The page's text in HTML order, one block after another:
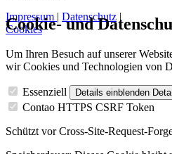
Impressum | Datenschutz |
Cookies
Cookie- und
Um Ihren Besuch auf unserer
wir Cookies und Technologien von
Essenziell Details einblenden
Contao HTTPS CSRF Token
Schützt vor Cross-Site-Request-